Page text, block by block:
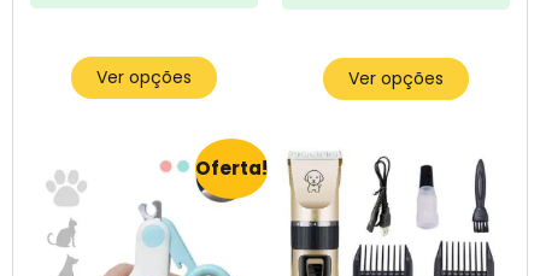
Ver opções Ver opções
Oferta!